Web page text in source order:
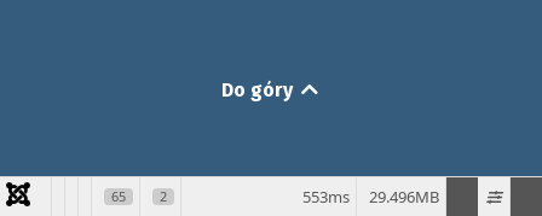
Do góry
65 2 29.496MB
553ms